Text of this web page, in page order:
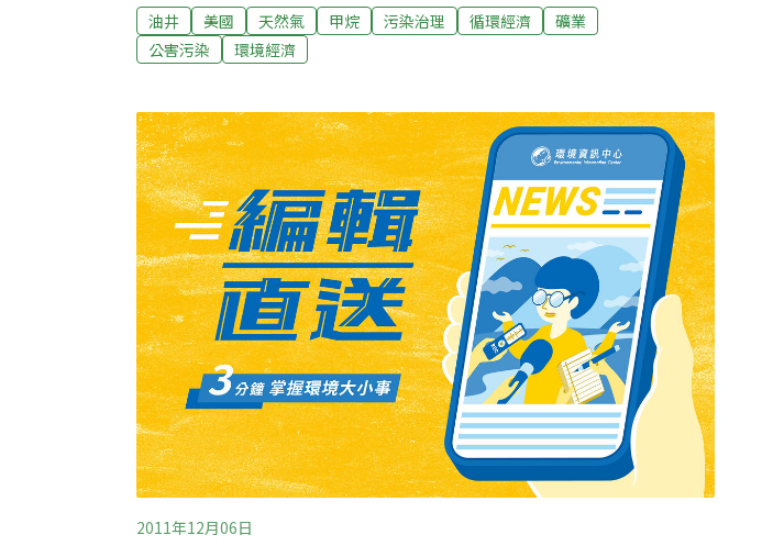
烷外洩造成他們身體不適，像是流鼻血、暈眩和其他慢性疾病，目前已有
數千名居民搬離，附近中小學也暫時搬到他處上課。
油井 美國 天然氣 甲烷 污染治理 循環經濟
礦業
公害污染
環境經濟
2011年12月06日